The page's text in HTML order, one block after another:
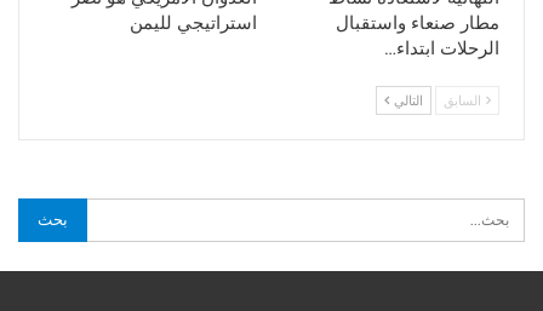
مطار صنعاء واستقبال
الرحلات ابتداء…
استراتيجي لليمن
السابق التالي